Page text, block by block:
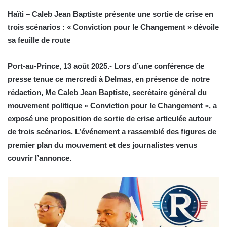
Haïti – Caleb Jean Baptiste présente une sortie de crise en
trois scénarios : « Conviction pour le Changement » dévoile
sa feuille de route
Port-au-Prince, 13 août 2025.- Lors d’une conférence de
presse tenue ce mercredi à Delmas, en présence de notre
rédaction, Me Caleb Jean Baptiste, secrétaire général du
mouvement politique « Conviction pour le Changement », a
exposé une proposition de sortie de crise articulée autour
de trois scénarios. L’événement a rassemblé des figures de
premier plan du mouvement et des journalistes venus
couvrir l’annonce.